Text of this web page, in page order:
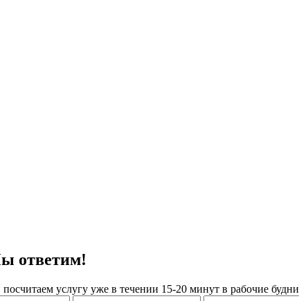
ответим!
услугу уже в течении 15-20 минут в рабочие будни